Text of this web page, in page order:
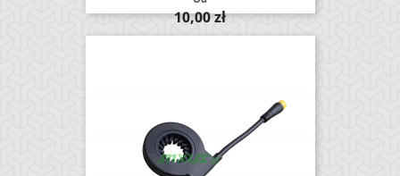
Cena
10,00 zł